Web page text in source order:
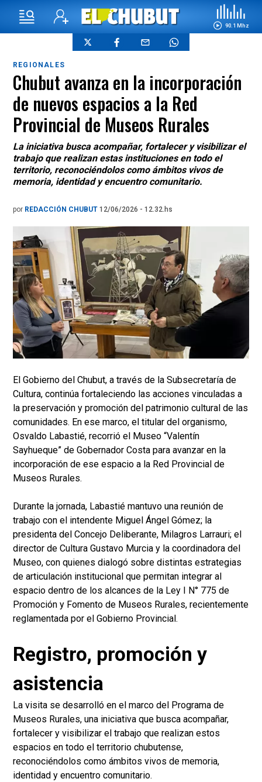
90.1 Mhz
REGIONALES
Chubut avanza en la incorporación
de nuevos espacios a la Red
Provincial de Museos Rurales
La iniciativa busca acompañar, fortalecer y visibilizar el
trabajo que realizan estas instituciones en todo el
territorio, reconociéndolos como ámbitos vivos de
memoria, identidad y encuentro comunitario.
por REDACCIÓN CHUBUT 12/06/2026 - 12.32.hs
El Gobierno del Chubut, a través de la Subsecretaría de
Cultura, continúa fortaleciendo las acciones vinculadas a
la preservación y promoción del patrimonio cultural de las
comunidades. En ese marco, el titular del organismo,
Osvaldo Labastié, recorrió el Museo “Valentín
Sayhueque” de Gobernador Costa para avanzar en la
incorporación de ese espacio a la Red Provincial de
Museos Rurales.
Durante la jornada, Labastié mantuvo una reunión de
trabajo con el intendente Miguel Ángel Gómez; la
presidenta del Concejo Deliberante, Milagros Larrauri; el
director de Cultura Gustavo Murcia y la coordinadora del
Museo, con quienes dialogó sobre distintas estrategias
de articulación institucional que permitan integrar al
espacio dentro de los alcances de la Ley I N° 775 de
Promoción y Fomento de Museos Rurales, recientemente
reglamentada por el Gobierno Provincial.
Registro, promoción y
asistencia
La visita se desarrolló en el marco del Programa de
Museos Rurales, una iniciativa que busca acompañar,
fortalecer y visibilizar el trabajo que realizan estos
espacios en todo el territorio chubutense,
reconociéndolos como ámbitos vivos de memoria,
identidad y encuentro comunitario.